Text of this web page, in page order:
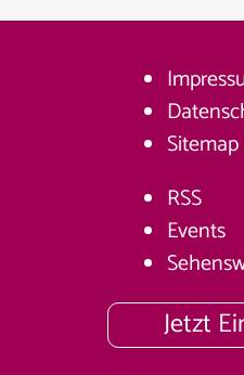
Sitemap
RSS
Events
Jetzt